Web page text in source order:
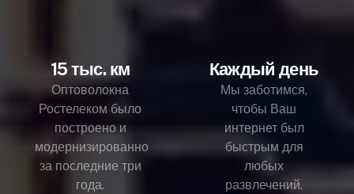
15 тыс. км
Оптоволокна
Ростелеком было
построено и
модернизированно
за последние три
года.
Каждый день
Мы заботимся,
чтобы Ваш
интернет был
быстрым для
любых
развлечений.